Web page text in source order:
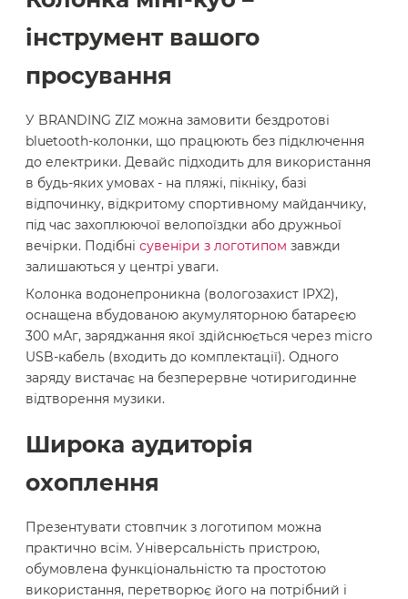
інструмент вашого
просування
У BRANDING ZIZ можна замовити бездротові
bluetooth-колонки, що працюють без підключення
до електрики. Девайс підходить для використання
в будь-яких умовах - на пляжі, пікніку, базі
відпочинку, відкритому спортивному майданчику,
під час захоплюючої велопоїздки або дружньої
вечірки. Подібнісувеніри з логотипом завжди
залишаються у центрі уваги.
Колонка водонепроникна (вологозахист IPX2),
оснащена вбудованою акумуляторною батареєю
300 мАг, заряджання якої здійснюється через micro
USB-кабель (входить до комплектації). Одного
заряду вистачає на безперервне чотиригодинне
відтворення музики.
Широка аудиторія
охоплення
Презентувати стовпчик з логотипом можна
практично всім. Універсальність пристрою,
обумовлена ​​функціональністю та простотою
використання, перетворює його на потрібний і